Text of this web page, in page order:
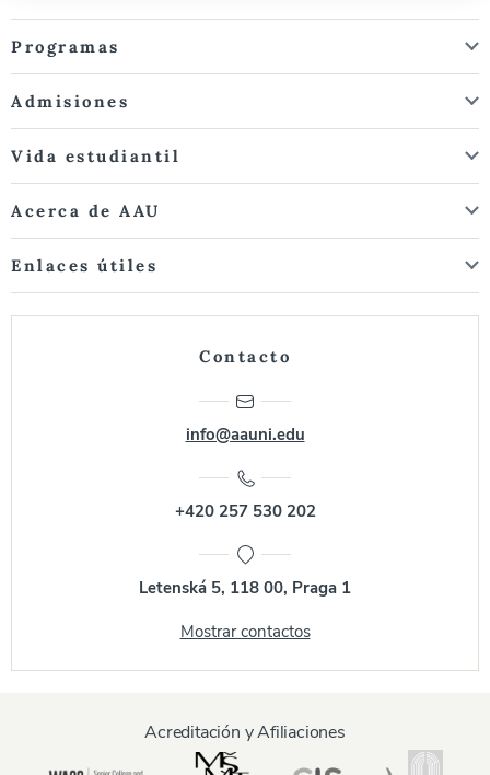
Programas
Admisiones
Vida estudiantil
Acerca de AAU
Enlaces útiles
Contacto
info@aauni.edu
+420 257 530 202
Letenská 5, 118 00, Praga 1
Mostrar contactos
Acreditación y Afiliaciones